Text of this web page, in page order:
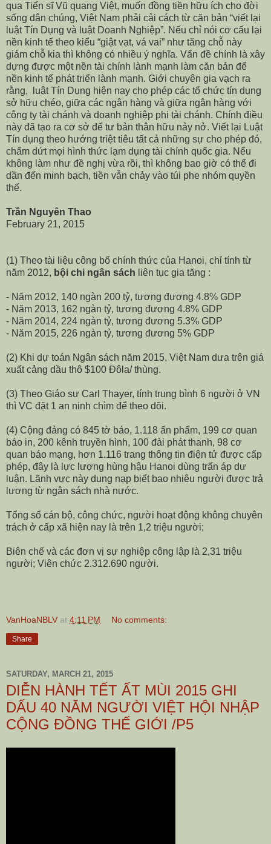
qua Tiến sĩ Vũ quang Việt, muốn đồng tiền hữu ích cho đời
sống dân chúng, Việt Nam phải cải cách từ căn bản “viết lại
luật Tín Dụng và luật Doanh Nghiệp”. Nếu chỉ nói cơ cấu lại
nền kinh tế theo kiểu “giật vạt, vá vai” như tăng chỗ này
giảm chỗ kia thì không có nhiều ý nghĩa. Vấn đề chính là xây
dựng được một nền tài chính lành mạnh làm căn bản để
nền kinh tế phát triển lành mạnh. Giới chuyên gia vạch ra
rằng, luật Tín Dụng hiện nay cho phép các tổ chức tín dụng
sở hữu chéo, giữa các ngân hàng và giữa ngân hàng với
công ty tài chánh và doanh nghiệp phi tài chánh. Chính điều
này đã tạo ra cơ sở để tư bản thân hữu nảy nở. Viết lại Luật
Tín dụng theo hướng triệt tiêu tất cả những sự cho phép đó,
chấm dứt mọi hình thức lạm dụng tài chính quốc gia. Nếu
không làm như đề nghị vừa rồi, thì không bao giờ có thể đi
dần đến minh bạch, tiền vẫn chảy vào túi phe nhóm quyền
thế.
Trần Nguyên Thao
February 21, 2015
(1) Theo tài liệu công bố chính thức của Hanoi, chỉ tính từ
năm 2012, bội chi ngân sách liên tục gia tăng :
- Năm 2012, 140 ngàn 200 tỷ, tương đương 4.8% GDP
- Năm 2013, 162 ngàn tỷ, tương đương 4.8% GDP
- Năm 2014, 224 ngàn tỷ, tương đương 5.3% GDP
- Năm 2015, 226 ngàn tỷ, tương đương 5% GDP
(2) Khi dự toán Ngân sách năm 2015, Việt Nam dưa trên giá
xuất cảng dầu thô $100 Đôla/ thùng.
(3) Theo Giáo sư Carl Thayer, tính trung bình 6 người ở VN
thì VC đặt 1 an ninh chìm để theo dõi.
(4) Cộng đảng có 845 tờ báo, 1.118 ấn phẩm, 199 cơ quan
báo in, 200 kênh truyền hình, 100 đài phát thanh, 98 cơ
quan báo mạng, hơn 1.116 trang thông tin điện tử được cấp
phép, đây là lực lượng hùng hậu Hanoi dùng trấn áp dư
luận. Lãnh vực này dung nạp biết bao nhiêu người được trả
lương từ ngân sách nhà nước.
Tổng số cán bộ, công chức, người hoạt động không chuyên
trách ở cấp xã hiện nay là trên 1,2 triệu người;
Biên chế và các đơn vị sự nghiệp công lập là 2,31 triệu
người; Viên chức 2.312.690 người.
VanHoaNBLV at 4:11 PM No comments:
Share
SATURDAY, MARCH 21, 2015
DIỄN HÀNH TẾT ẤT MÙI 2015 GHI
DẤU 40 NĂM NGƯỜI VIỆT HỘI NHẬP
CỘNG ĐỒNG THẾ GIỚI /P5